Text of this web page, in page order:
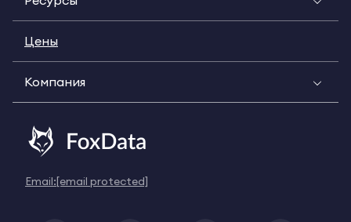
Цены
Компания
Email:[email protected]